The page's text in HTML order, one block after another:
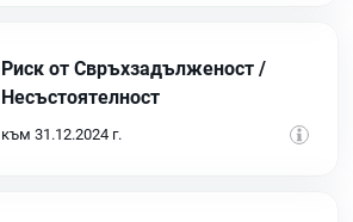
Риск от Свръхзадълженост /
Несъстоятелност
към 31.12.2024 г.